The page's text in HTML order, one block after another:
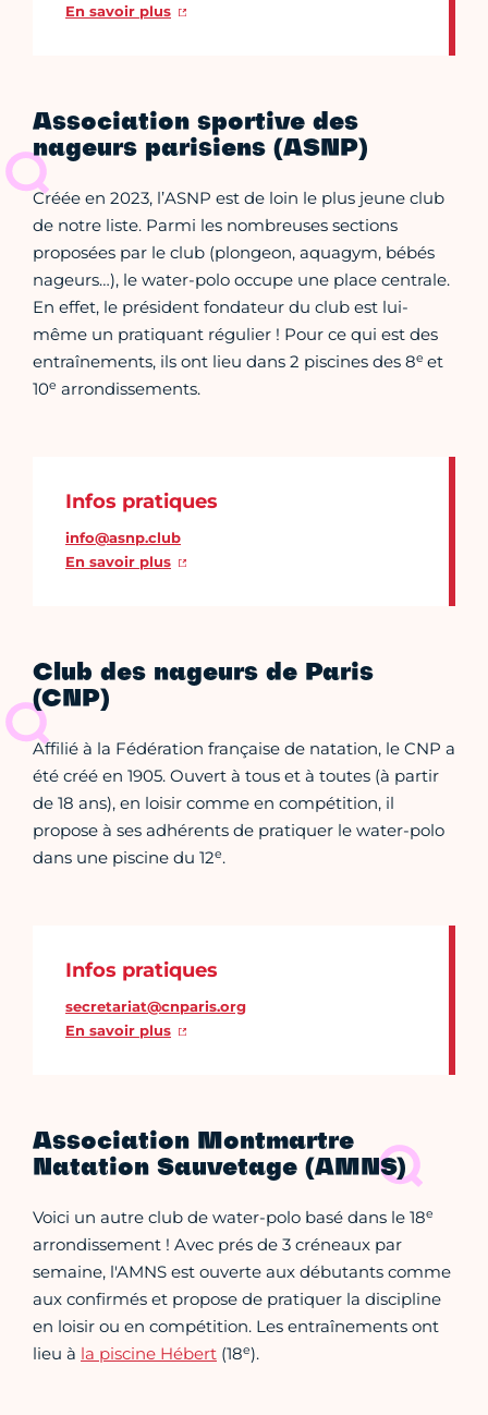
En savoir plus
Association sportive des
nageurs parisiens (ASNP)
Créée en 2023, l’ASNP est de loin le plus jeune club
de notre liste. Parmi les nombreuses sections
proposées par le club (plongeon, aquagym, bébés
nageurs…), le water-polo occupe une place centrale.
En effet, le président fondateur du club est lui-
même un pratiquant régulier ! Pour ce qui est des
entraînements, ils ont lieu dans 2 piscines des 8e et
10e arrondissements.
Infos pratiques
info@asnp.club
En savoir plus
Club des nageurs de Paris
(CNP)
Affilié à la Fédération française de natation, le CNP a
été créé en 1905. Ouvert à tous et à toutes (à partir
de 18 ans), en loisir comme en compétition, il
propose à ses adhérents de pratiquer le water-polo
dans une piscine du 12e.
Infos pratiques
secretariat@cnparis.org
En savoir plus
Association Montmartre
Natation Sauvetage (AMNS)
Voici un autre club de water-polo basé dans le 18e
arrondissement ! Avec prés de 3 créneaux par
semaine, l'AMNS est ouverte aux débutants comme
aux confirmés et propose de pratiquer la discipline
en loisir ou en compétition. Les entraînements ont
lieu à la piscine Hébert (18e).